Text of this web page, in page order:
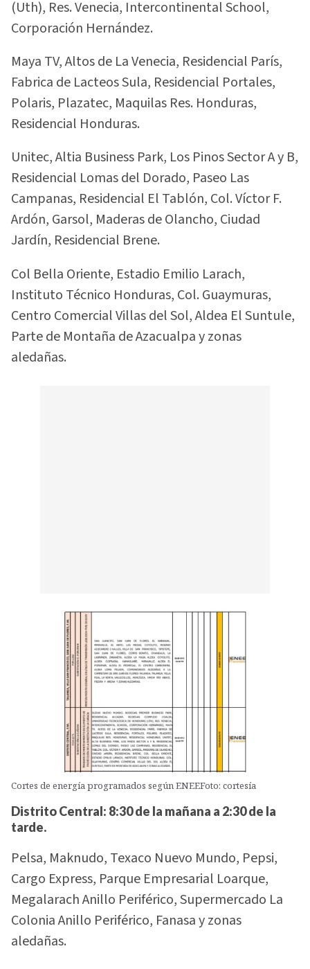
(Uth), Res. Venecia, Intercontinental School,
Corporación Hernández.
Maya TV, Altos de La Venecia, Residencial París,
Fabrica de Lacteos Sula, Residencial Portales,
Polaris, Plazatec, Maquilas Res. Honduras,
Residencial Honduras.
Unitec, Altia Business Park, Los Pinos Sector A y B,
Residencial Lomas del Dorado, Paseo Las
Campanas, Residencial El Tablón, Col. Víctor F.
Ardón, Garsol, Maderas de Olancho, Ciudad
Jardín, Residencial Brene.
Col Bella Oriente, Estadio Emilio Larach,
Instituto Técnico Honduras, Col. Guaymuras,
Centro Comercial Villas del Sol, Aldea El Suntule,
Parte de Montaña de Azacualpa y zonas
aledañas.
Cortes de energía programados según ENEEFoto: cortesía
Distrito Central: 8:30 de la mañana a 2:30 de la
tarde.
Pelsa, Maknudo, Texaco Nuevo Mundo, Pepsi,
Cargo Express, Parque Empresarial Loarque,
Megalarach Anillo Periférico, Supermercado La
Colonia Anillo Periférico, Fanasa y zonas
aledañas.